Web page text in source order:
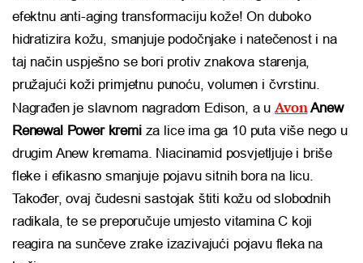
efektnu anti-aging transformaciju kože! On duboko
hidratizira kožu, smanjuje podočnjake i natečenost i na
taj način uspješno se bori protiv znakova starenja,
pružajući koži primjetnu punoću, volumen i čvrstinu.
Nagrađen je slavnom nagradom Edison, a uAvonAnew
Renewal Power kremiza lice ima ga 10 puta više nego u
drugim Anew kremama. Niacinamid posvjetljuje i briše
fleke i efikasno smanjuje pojavu sitnih bora na licu.
Također, ovaj čudesni sastojak štiti kožu od slobodnih
radikala, te se preporučuje umjesto vitamina C koji
reagira na sunčeve zrake izazivajući pojavu fleka na